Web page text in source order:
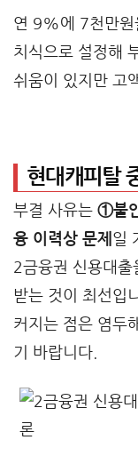
연 9%에 7천만원
치식으로 설정해
쉬움이 있지만 고
현대캐피탈
부결 사유는 ①불
융 이력상 문제 일
2금융권 신용대출
받는 것이 최선입
커지는 점은 염두
기 바랍니다.